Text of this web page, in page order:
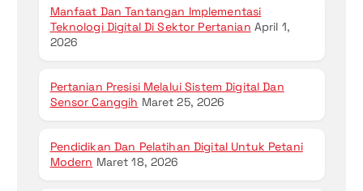
Manfaat Dan Tantangan Implementasi
Teknologi Digital Di Sektor Pertanian April 1,
2026
Pertanian Presisi Melalui Sistem Digital Dan
Sensor Canggih Maret 25, 2026
Pendidikan Dan Pelatihan Digital Untuk Petani
Modern Maret 18, 2026